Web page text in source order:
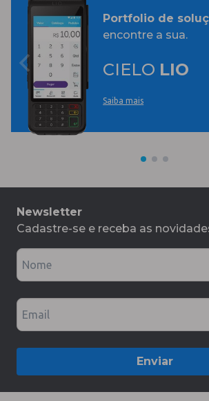
Portfolio de
encontre a sua.
CIELO LIO
Saiba mais
Newsletter
Cadastre-se e receba as
Nome
Email
Enviar